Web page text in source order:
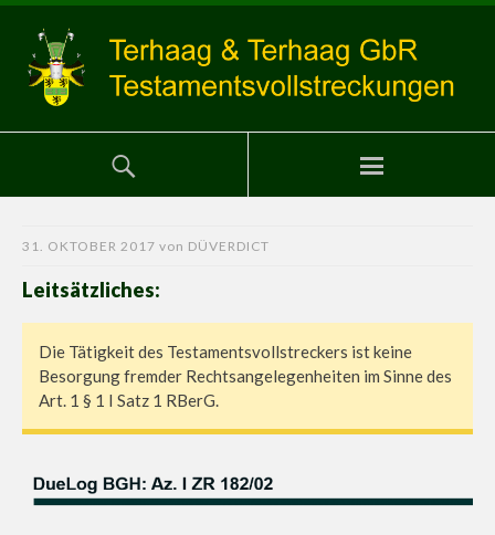
31. OKTOBER 2017 von DÜVERDICT
Leitsätzliches:
Die Tätigkeit des Testamentsvollstreckers ist keine
Besorgung fremder Rechtsangelegenheiten im Sinne des
Art. 1 § 1 I Satz 1 RBerG.